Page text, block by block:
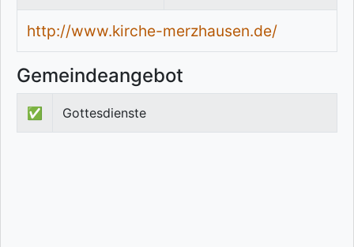
http://www.kirche-merzhausen.de/
Gemeindeangebot
✅ Gottesdienste